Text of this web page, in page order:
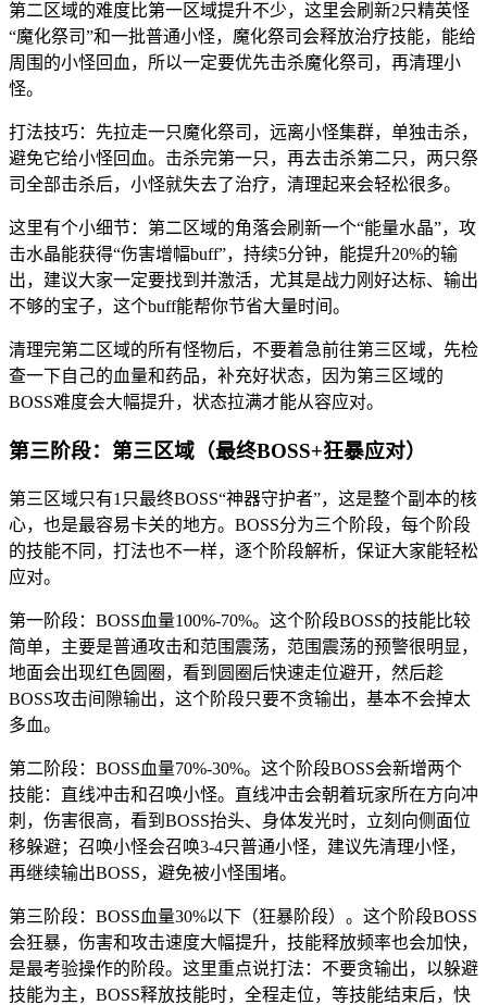
第二区域的难度比第一区域提升不少，这里会刷新2只精英怪
“魔化祭司”和一批普通小怪，魔化祭司会释放治疗技能，能给
周围的小怪回血，所以一定要优先击杀魔化祭司，再清理小
怪。
打法技巧：先拉走一只魔化祭司，远离小怪集群，单独击杀，
避免它给小怪回血。击杀完第一只，再去击杀第二只，两只祭
司全部击杀后，小怪就失去了治疗，清理起来会轻松很多。
这里有个小细节：第二区域的角落会刷新一个“能量水晶”，攻
击水晶能获得“伤害增幅buff”，持续5分钟，能提升20%的输
出，建议大家一定要找到并激活，尤其是战力刚好达标、输出
不够的宝子，这个buff能帮你节省大量时间。
清理完第二区域的所有怪物后，不要着急前往第三区域，先检
查一下自己的血量和药品，补充好状态，因为第三区域的
BOSS难度会大幅提升，状态拉满才能从容应对。
第三阶段：第三区域（最终BOSS+狂暴应对）
第三区域只有1只最终BOSS“神器守护者”，这是整个副本的核
心，也是最容易卡关的地方。BOSS分为三个阶段，每个阶段
的技能不同，打法也不一样，逐个阶段解析，保证大家能轻松
应对。
第一阶段：BOSS血量100%-70%。这个阶段BOSS的技能比较
简单，主要是普通攻击和范围震荡，范围震荡的预警很明显，
地面会出现红色圆圈，看到圆圈后快速走位避开，然后趁
BOSS攻击间隙输出，这个阶段只要不贪输出，基本不会掉太
多血。
第二阶段：BOSS血量70%-30%。这个阶段BOSS会新增两个
技能：直线冲击和召唤小怪。直线冲击会朝着玩家所在方向冲
刺，伤害很高，看到BOSS抬头、身体发光时，立刻向侧面位
移躲避；召唤小怪会召唤3-4只普通小怪，建议先清理小怪，
再继续输出BOSS，避免被小怪围堵。
第三阶段：BOSS血量30%以下（狂暴阶段）。这个阶段BOSS
会狂暴，伤害和攻击速度大幅提升，技能释放频率也会加快，
是最考验操作的阶段。这里重点说打法：不要贪输出，以躲避
技能为主，BOSS释放技能时，全程走位，等技能结束后，快